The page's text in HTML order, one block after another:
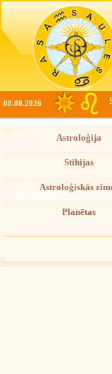
08.08.2026
Astroloģija
Stihijas
Astroloģiskās
Planētas